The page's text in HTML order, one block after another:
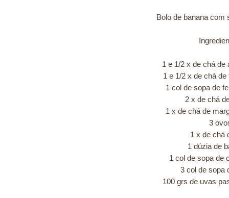
Bolo de banana com
1 e 1/2 x de chá de
1 e 1/2 x de chá de
1 col de sopa de
2 x de chá
1 x de chá de
3
1 x de chá
1 dúzia de
1 col de sopa de
3 col de sopa
100 grs de uvas